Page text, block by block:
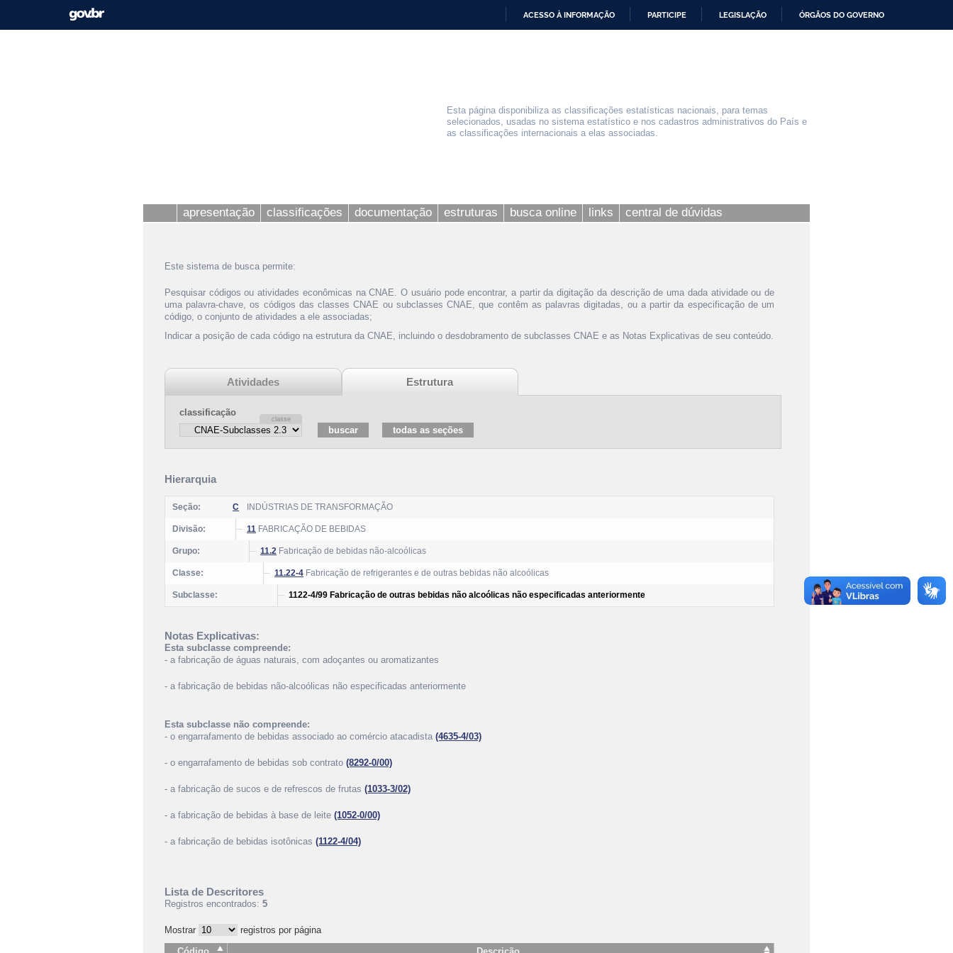
ACESSO À INFORMAÇÃO PARTICIPE LEGISLAÇÃO ÓRGÃOS DO GOVERNO
Esta página disponibiliza as classificações estatísticas nacionais, para temas
selecionados, usadas no sistema estatístico e nos cadastros administrativos do País e
as classificações internacionais a elas associadas.
apresentação classificações documentação estruturas busca online links central de dúvidas
Este sistema de busca permite:
Pesquisar códigos ou atividades econômicas na CNAE. O usuário pode encontrar, a partir da digitação da descrição de uma dada atividade ou de
uma palavra-chave, os códigos das classes CNAE ou subclasses CNAE, que contêm as palavras digitadas, ou a partir da especificação de um
código, o conjunto de atividades a ele associadas;
Indicar a posição de cada código na estrutura da CNAE, incluindo o desdobramento de subclasses CNAE e as Notas Explicativas de seu conteúdo.
Atividades Estrutura
classificação
Hierarquia
Seção: C INDÚSTRIAS DE TRANSFORMAÇÃO
Divisão: 11 FABRICAÇÃO DE BEBIDAS
Grupo: 11.2 Fabricação de bebidas não-alcoólicas
Classe: 11.22-4 Fabricação de refrigerantes e de outras bebidas não alcoólicas
Subclasse: 1122-4/99 Fabricação de outras bebidas não alcoólicas não especificadas anteriormente
Notas Explicativas:
Esta subclasse compreende:
- a fabricação de águas naturais, com adoçantes ou aromatizantes
- a fabricação de bebidas não-alcoólicas não especificadas anteriormente
Esta subclasse não compreende:
- o engarrafamento de bebidas associado ao comércio atacadista (4635-4/03)
- o engarrafamento de bebidas sob contrato (8292-0/00)
- a fabricação de sucos e de refrescos de frutas (1033-3/02)
- a fabricação de bebidas à base de leite (1052-0/00)
- a fabricação de bebidas isotônicas (1122-4/04)
Lista de Descritores
Registros encontrados: 5
Mostrar
registros por página